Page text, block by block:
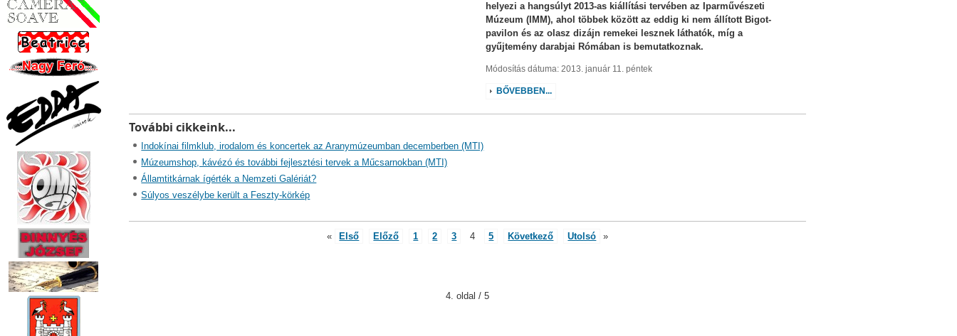
helyezi a hangsúlyt 2013-as kiállítási tervében az Iparművészeti
Múzeum (IMM), ahol többek között az eddig ki nem állított Bigot-
pavilon és az olasz dizájn remekei lesznek láthatók, míg a
gyűjtemény darabjai Rómában is bemutatkoznak.
Módosítás dátuma: 2013. január 11. péntek
BŐVEBBEN...
További cikkeink...
Indokínai filmklub, irodalom és koncertek az Aranymúzeumban decemberben (MTI)
Múzeumshop, kávézó és további fejlesztési tervek a Műcsarnokban (MTI)
Államtitkárnak ígérték a Nemzeti Galériát?
Súlyos veszélybe került a Feszty-körkép
« Első Előző 1 2 3 4 5 Következő Utolsó »
4. oldal / 5